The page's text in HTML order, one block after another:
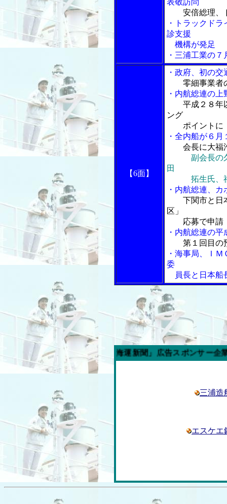
表敬訪問
安倍総理、
・トラックド
診支援
機構が発足
・三浦工業の
【6面】
・政府、初の
零細事業者
・内航総連の
平成２８年
ング
ポイントに
・全内船が６
会長に大福
副会長の
田
拓生氏、福
・内航総連、
下関市と日
区」
応募で申請
・内航総連の
第１回目の
・海事局、Ｉ
委
員長と日本船
今週の「内航海運新聞」広告スポンサー企業
三浦造
エスケエ